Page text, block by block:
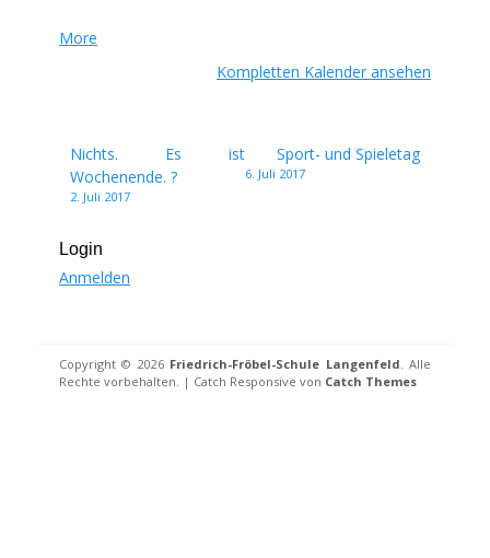
More
Kompletten Kalender ansehen
Beitragsnavigation
Nichts. Es ist
Wochenende. ?
2. Juli 2017
Sport- und Spieletag
6. Juli 2017
Login
Anmelden
Copyright © 2026 Friedrich-Fröbel-Schule Langenfeld . Alle
Rechte vorbehalten. | Catch Responsive von Catch Themes